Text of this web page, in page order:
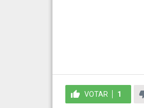
VOTAR 1